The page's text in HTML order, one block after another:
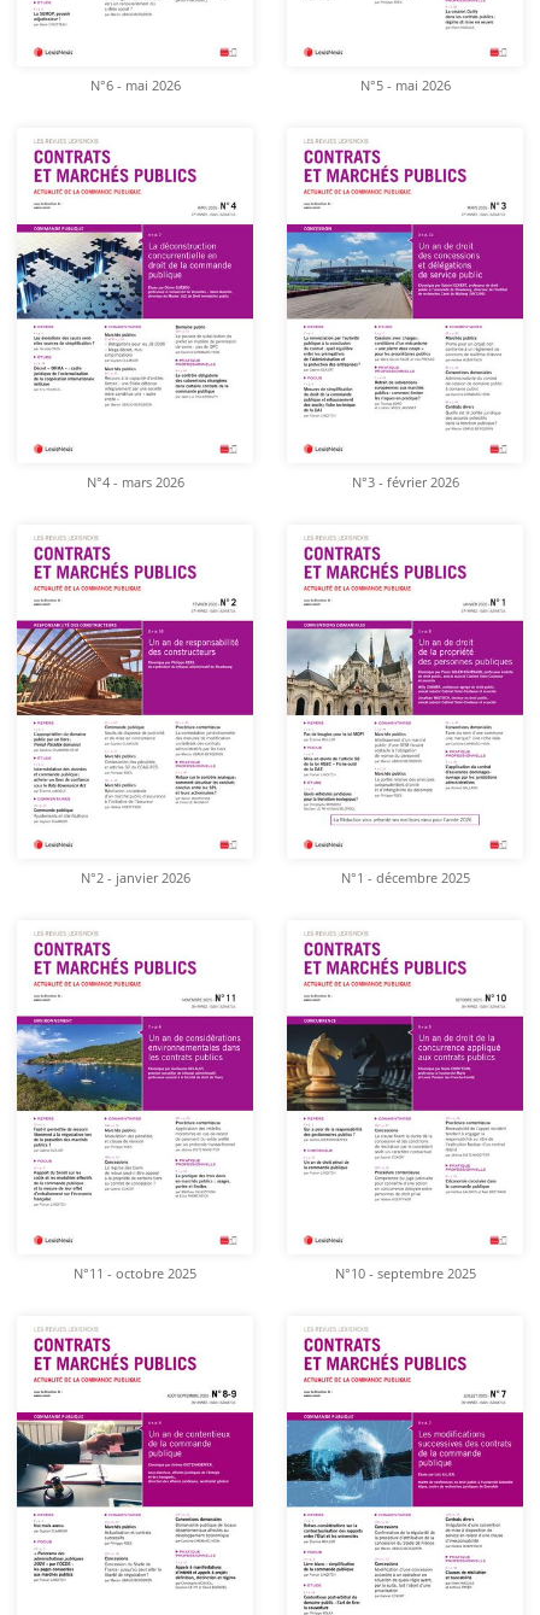
N°6 - mai 2026 N°5 - mai 2026
N°4 - mars 2026 N°3 - février 2026
N°2 - janvier 2026 N°1 - décembre 2025
N°11 - octobre 2025 N°10 - septembre 2025